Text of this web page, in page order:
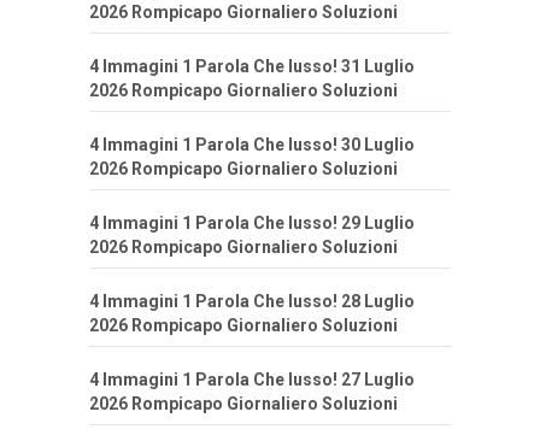
2026 Rompicapo Giornaliero Soluzioni
4 Immagini 1 Parola Che lusso! 31 Luglio
2026 Rompicapo Giornaliero Soluzioni
4 Immagini 1 Parola Che lusso! 30 Luglio
2026 Rompicapo Giornaliero Soluzioni
4 Immagini 1 Parola Che lusso! 29 Luglio
2026 Rompicapo Giornaliero Soluzioni
4 Immagini 1 Parola Che lusso! 28 Luglio
2026 Rompicapo Giornaliero Soluzioni
4 Immagini 1 Parola Che lusso! 27 Luglio
2026 Rompicapo Giornaliero Soluzioni